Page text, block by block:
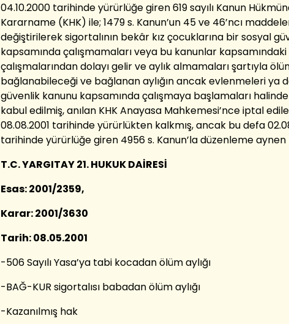
04.10.2000 tarihinde yürürlüğe giren 619 sayılı Kanun
Kararname (KHK) ile; 1479 s. Kanun’un 45 ve 46’ncı
değiştirilerek sigortalının bekâr kız çocuklarına bir sosyal
kapsamında çalışmamaları veya bu kanunlar kapsamındaki
çalışmalarından dolayı gelir ve aylık almamaları şartıyla
bağlanabileceği ve bağlanan aylığın ancak evlenmeleri ya
güvenlik kanunu kapsamında çalışmaya başlamaları
kabul edilmiş, anılan KHK Anayasa Mahkemesi’nce iptal
08.08.2001 tarihinde yürürlükten kalkmış, ancak bu defa
tarihinde yürürlüğe giren 4956 s. Kanun’la düzenleme
T.C. YARGITAY 21. HUKUK DAİRESİ
Esas: 2001/2359,
Karar: 2001/3630
Tarih: 08.05.2001
-506 Sayılı Yasa’ya tabi kocadan ölüm aylığı
-BAĞ-KUR sigortalısı babadan ölüm aylığı
-Kazanılmış hak